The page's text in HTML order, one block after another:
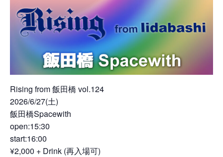
Rising from 飯田橋 vol.124
2026/6/27(土)
飯田橋Spacewith
open:15:30
start:16:00
¥2,000 + Drink (再入場可)